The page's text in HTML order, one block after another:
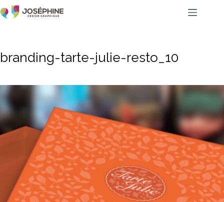
branding-tarte-julie-resto_10